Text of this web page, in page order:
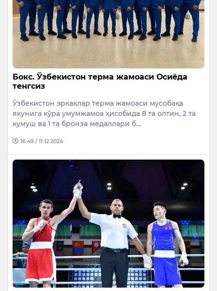
Бокс. Ўзбекистон терма жамоаси Осиёда
тенгсиз
Ўзбекистон эркаклар терма жамоаси мусобақа
якунига кўра умумжамоа ҳисобида 8 та олтин, 2 та
кумуш ва 1 та бронза медаллари б…
16:49 / 11.12.2024